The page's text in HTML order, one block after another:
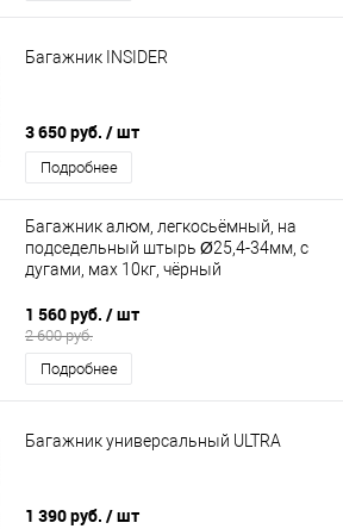
Багажник INSIDER
3 650 руб. / шт
Подробнее
Багажник алюм, легкосьёмный, на
подседельный штырь Ø25,4-34мм, с
дугами, мах 10кг, чёрный
1 560 руб. / шт
2 600 руб.
Подробнее
Багажник универсальный ULTRA
1 390 руб. / шт